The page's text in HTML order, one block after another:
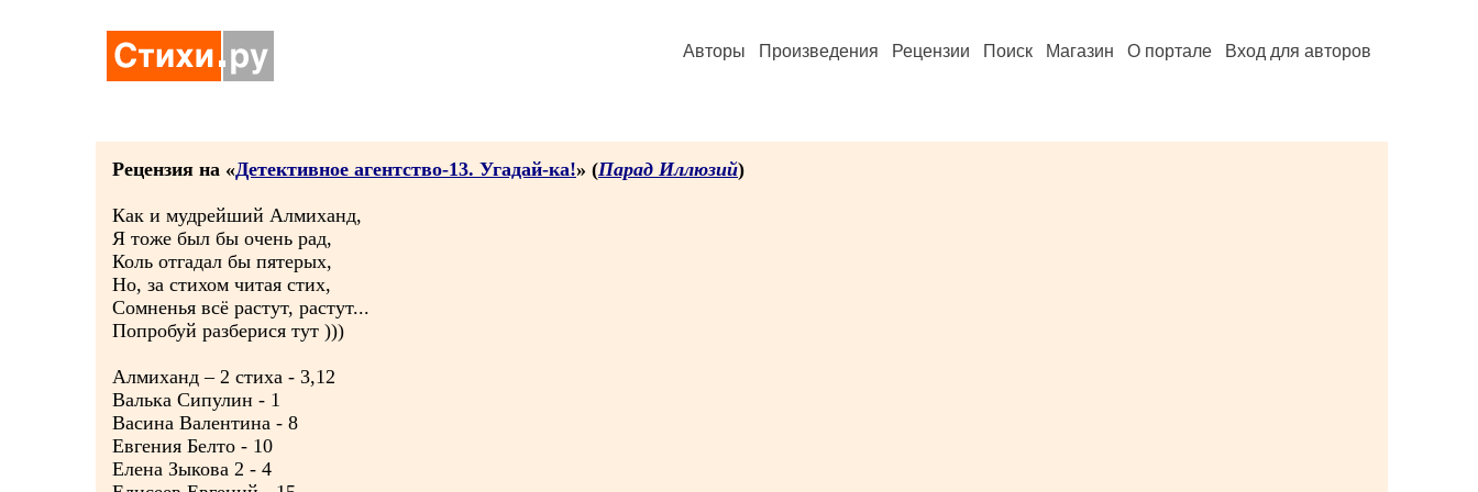
Авторы Произведения Рецензии Поиск Магазин О портале Вход для авторов
Рецензия на «Детективное агентство-13. Угадай-ка!» (Парад Иллюзий)
Как и мудрейший Алмиханд,
Я тоже был бы очень рад,
Коль отгадал бы пятерых,
Но, за стихом читая стих,
Сомненья всё растут, растут...
Попробуй разберися тут )))
Алмиханд – 2 стиха - 3,12
Валька Сипулин - 1
Васина Валентина - 8
Евгения Белто - 10
Елена Зыкова 2 - 4